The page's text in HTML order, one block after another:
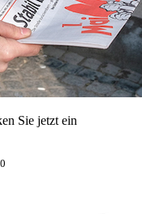
Sie jetzt ein